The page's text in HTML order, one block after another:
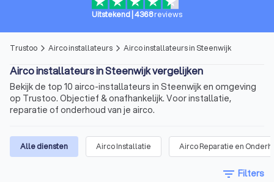
Uitstekend 4368reviews
Trustoo arrow_forward_ios Airco installateurs arrow_forward_ios Airco installateurs in Steenwijk
Airco installateurs in Steenwijk vergelijken
Bekijk de top 10 airco-installateurs in Steenwijk en omgeving
op Trustoo. Objectief & onafhankelijk. Voor installatie,
reparatie of onderhoud van je airco.
Alle diensten Airco Installatie Airco Reparatie en
filter_list Filters